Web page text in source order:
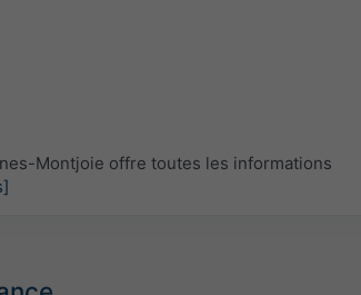
Montjoie offre toutes les informations